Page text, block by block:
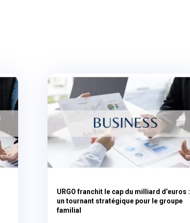
URGO franchit le cap du milliard d’euros :
un tournant stratégique pour le groupe
familial